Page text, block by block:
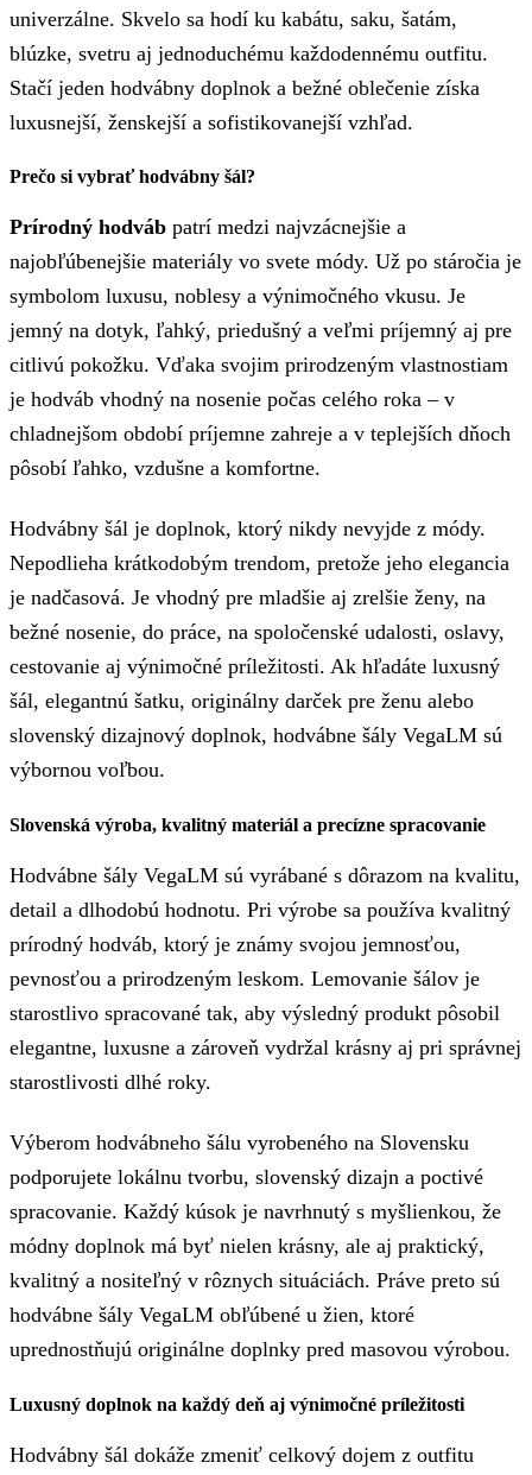
univerzálne. Skvelo sa hodí ku kabátu, saku, šatám,
blúzke, svetru aj jednoduchému každodennému outfitu.
Stačí jeden hodvábny doplnok a bežné oblečenie získa
luxusnejší, ženskejší a sofistikovanejší vzhľad.
Prečo si vybrať hodvábny šál?
Prírodný hodváb patrí medzi najvzácnejšie a
najobľúbenejšie materiály vo svete módy. Už po stáročia je
symbolom luxusu, noblesy a výnimočného vkusu. Je
jemný na dotyk, ľahký, priedušný a veľmi príjemný aj pre
citlivú pokožku. Vďaka svojim prirodzeným vlastnostiam
je hodváb vhodný na nosenie počas celého roka – v
chladnejšom období príjemne zahreje a v teplejších dňoch
pôsobí ľahko, vzdušne a komfortne.
Hodvábny šál je doplnok, ktorý nikdy nevyjde z módy.
Nepodlieha krátkodobým trendom, pretože jeho elegancia
je nadčasová. Je vhodný pre mladšie aj zrelšie ženy, na
bežné nosenie, do práce, na spoločenské udalosti, oslavy,
cestovanie aj výnimočné príležitosti. Ak hľadáte luxusný
šál, elegantnú šatku, originálny darček pre ženu alebo
slovenský dizajnový doplnok, hodvábne šály VegaLM sú
výbornou voľbou.
Slovenská výroba, kvalitný materiál a precízne spracovanie
Hodvábne šály VegaLM sú vyrábané s dôrazom na kvalitu,
detail a dlhodobú hodnotu. Pri výrobe sa používa kvalitný
prírodný hodváb, ktorý je známy svojou jemnosťou,
pevnosťou a prirodzeným leskom. Lemovanie šálov je
starostlivo spracované tak, aby výsledný produkt pôsobil
elegantne, luxusne a zároveň vydržal krásny aj pri správnej
starostlivosti dlhé roky.
Výberom hodvábneho šálu vyrobeného na Slovensku
podporujete lokálnu tvorbu, slovenský dizajn a poctivé
spracovanie. Každý kúsok je navrhnutý s myšlienkou, že
módny doplnok má byť nielen krásny, ale aj praktický,
kvalitný a nositeľný v rôznych situáciách. Práve preto sú
hodvábne šály VegaLM obľúbené u žien, ktoré
uprednostňujú originálne doplnky pred masovou výrobou.
Luxusný doplnok na každý deň aj výnimočné príležitosti
Hodvábny šál dokáže zmeniť celkový dojem z outfitu